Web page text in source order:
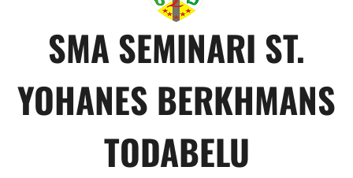
SMA SEMINARI ST.
YOHANES BERKHMANS
TODABELU